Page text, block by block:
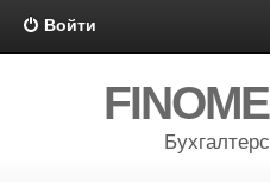
Войти